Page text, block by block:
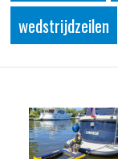
wedstrijdzeilen